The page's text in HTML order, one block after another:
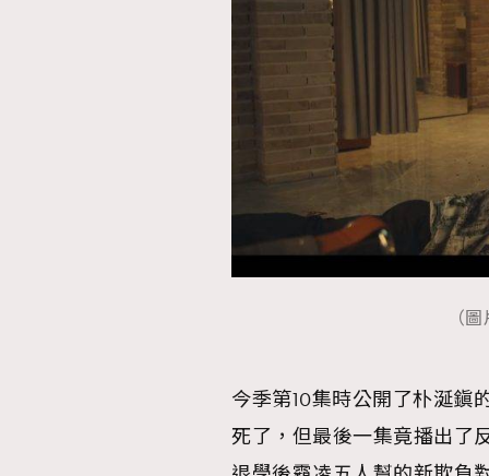
AFrenchMind
（
今季第10集時公開了朴涎鎭
死了，但最後一集竟播出了